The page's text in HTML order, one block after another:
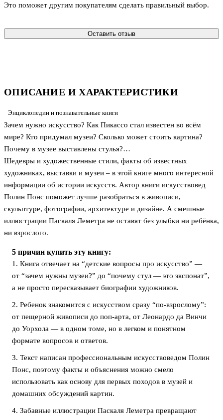
ОПИСАНИЕ И ХАРАКТЕРИСТИКИ
Энциклопедии и познавательные книги
Зачем нужно искусство? Как Пикассо стал известен во всём
мире? Кто придумал музеи? Сколько может стоить картина?
Почему в музее выставлены стулья?…
Шедевры и художественные стили, факты об известных
художниках, выставки и музеи – в этой книге много интересной
информации об истории искусств. Автор книги искусствовед
Полин Понс поможет лучше разобраться в живописи,
скульптуре, фотографии, архитектуре и дизайне. А смешные
иллюстрации Паскаля Леметра не оставят без улыбки ни ребёнка,
ни взрослого.
5 причин купить эту книгу:
1. Книга отвечает на “детские вопросы про искусство” —
от “зачем нужны музеи?” до “почему стул — это экспонат”,
а не просто пересказывает биографии художников.
2. Ребeнок знакомится с искусством сразу “по-взрослому”:
от пещерной живописи до поп-арта, от Леонардо да Винчи
до Уорхола — в одном томе, но в лeгком и понятном
формате вопросов и ответов.
3. Текст написан профессиональным искусствоведом Полин
Понс, поэтому факты и объяснения можно смело
использовать как основу для первых походов в музей и
домашних обсуждений картин.
4. Забавные иллюстрации Паскаля Леметра превращают
Это поможет другим покупателям сделать правильный выбор.
Оставить отзыв